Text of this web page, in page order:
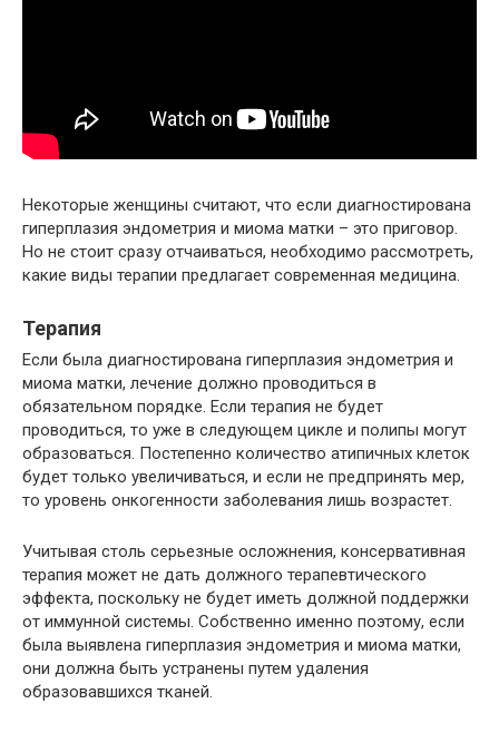
Некоторые женщины считают, что если диагностирована
гиперплазия эндометрия и миома матки – это приговор.
Но не стоит сразу отчаиваться, необходимо рассмотреть,
какие виды терапии предлагает современная медицина.
Терапия
Если была диагностирована гиперплазия эндометрия и
миома матки, лечение должно проводиться в
обязательном порядке. Если терапия не будет
проводиться, то уже в следующем цикле и полипы могут
образоваться. Постепенно количество атипичных клеток
будет только увеличиваться, и если не предпринять мер,
то уровень онкогенности заболевания лишь возрастет.
Учитывая столь серьезные осложнения, консервативная
терапия может не дать должного терапевтического
эффекта, поскольку не будет иметь должной поддержки
от иммунной системы. Собственно именно поэтому, если
была выявлена гиперплазия эндометрия и миома матки,
они должна быть устранены путем удаления
образовавшихся тканей.